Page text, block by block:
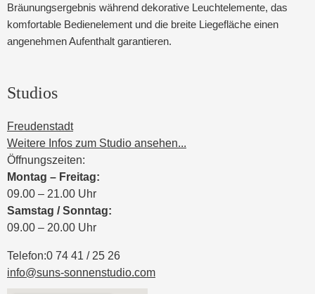
Bräunungsergebnis während dekorative Leuchtelemente, das
komfortable Bedienelement und die breite Liegefläche einen
angenehmen Aufenthalt garantieren.
Studios
Freudenstadt
Weitere Infos zum Studio ansehen...
Öffnungszeiten:
Montag – Freitag:
09.00 – 21.00 Uhr
Samstag / Sonntag:
09.00 – 20.00 Uhr
Telefon:0 74 41 / 25 26
info@suns-sonnenstudio.com